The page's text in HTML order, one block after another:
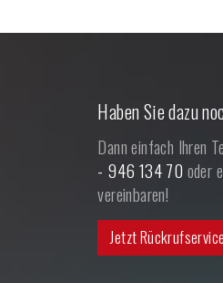
Haben Sie dazu
Dann einfach Ihren
- 946 134 70 oder
vereinbaren!
Jetzt